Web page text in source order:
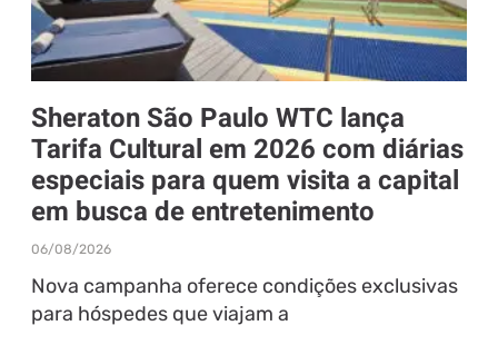
Sheraton São Paulo WTC lança
Tarifa Cultural em 2026 com diárias
especiais para quem visita a capital
em busca de entretenimento
06/08/2026
Nova campanha oferece condições exclusivas
para hóspedes que viajam a